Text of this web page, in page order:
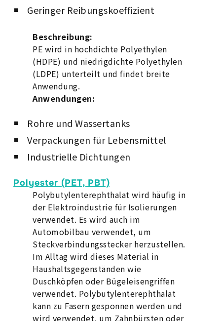
Geringer Reibungskoeffizient
Beschreibung:
PE wird in hochdichte Polyethylen
(HDPE) und niedrigdichte Polyethylen
(LDPE) unterteilt und findet breite
Anwendung.
Anwendungen:
Rohre und Wassertanks
Verpackungen für Lebensmittel
Industrielle Dichtungen
Polyester (PET, PBT)
Polybutylenterephthalat wird häufig in
der Elektroindustrie für Isolierungen
verwendet. Es wird auch im
Automobilbau verwendet, um
Steckverbindungsstecker herzustellen.
Im Alltag wird dieses Material in
Haushaltsgegenständen wie
Duschköpfen oder Bügeleisengriffen
verwendet. Polybutylenterephthalat
kann zu Fasern gesponnen werden und
wird verwendet, um Zahnbürsten oder